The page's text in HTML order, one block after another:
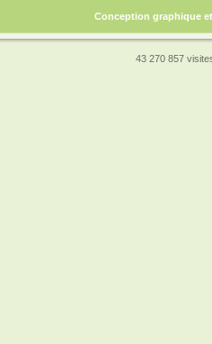
Conception graphique
43 270 857